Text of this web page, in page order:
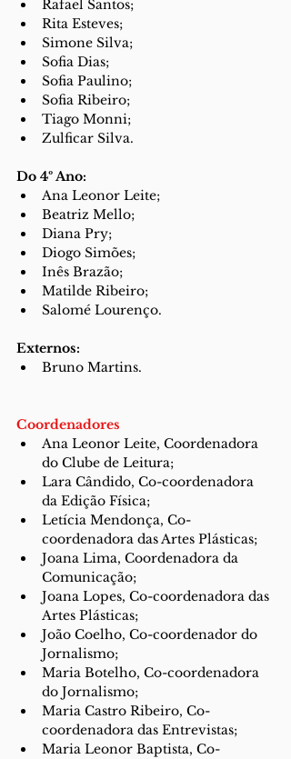
Rafael Santos;
Rita Esteves;
Simone Silva;
Sofia Dias;
Sofia Paulino;
Sofia Ribeiro;
Tiago Monni;
Zulficar Silva.
Do 4º Ano:
Ana Leonor Leite;
Beatriz Mello;
Diana Pry;
Diogo Simões;
Inês Brazão;
Matilde Ribeiro;
Salomé Lourenço.
Externos:
Bruno Martins.
Coordenadores​
Ana Leonor Leite, Coordenadora
do Clube de Leitura;
Lara Cândido, Co-coordenadora
da Edição Física;
Letícia Mendonça, Co-
coordenadora das Artes Plásticas;
Joana Lima, Coordenadora da
Comunicação;
Joana Lopes, Co-coordenadora das
Artes Plásticas;
João Coelho, Co-coordenador do
Jornalismo;
Maria Botelho, Co-coordenadora
do Jornalismo;
Maria Castro Ribeiro, Co-
coordenadora das Entrevistas;
Maria Leonor Baptista, Co-